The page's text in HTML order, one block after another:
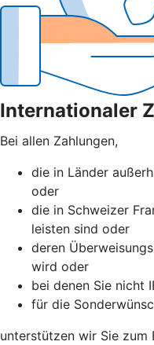
Internationaler
Bei allen Zahlungen,
die in Länder
oder
die in Schweizer
leisten sind oder
deren
wird oder
bei denen Sie nicht
für die
unterstützen wir Sie zum